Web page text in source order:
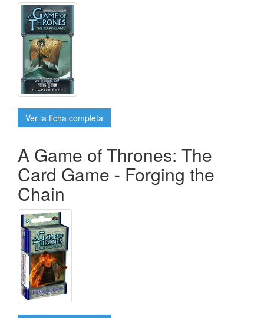
Ver la ficha completa
A Game of Thrones: The
Card Game - Forging the
Chain